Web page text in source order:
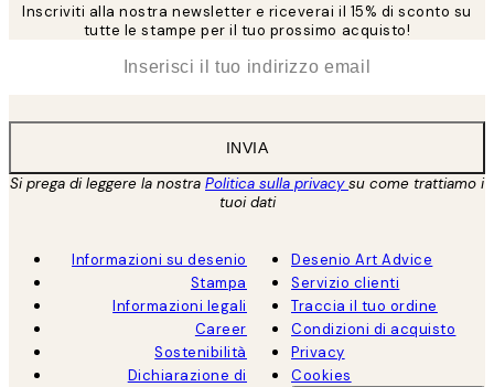
Inscriviti alla nostra newsletter e riceverai il 15% di sconto su
tutte le stampe per il tuo prossimo acquisto!
INVIA
Si prega di leggere la nostra Politica sulla privacysu come trattiamo i
tuoi dati
Informazioni su desenio
Stampa
Informazioni legali
Career
Sostenibilità
Dichiarazione di
Desenio Art Advice
Servizio clienti
Traccia il tuo ordine
Condizioni di acquisto
Privacy
Cookies